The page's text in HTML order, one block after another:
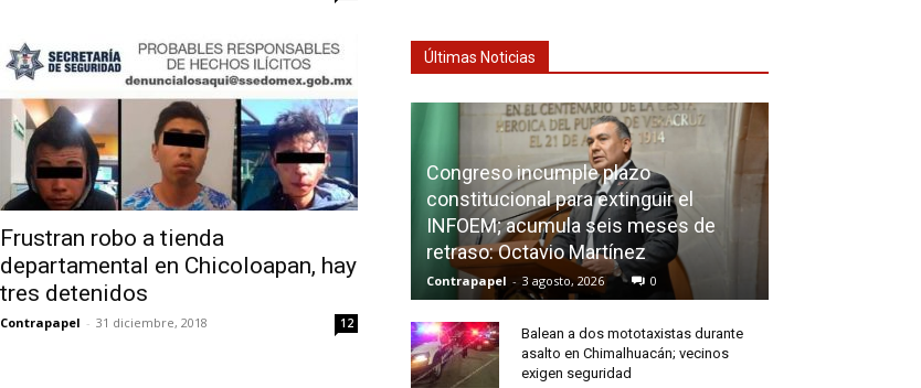
Frustran robo a tienda
departamental en Chicoloapan, hay
tres detenidos
Contrapapel - 31 diciembre, 2018 12
Últimas Noticias
Congreso incumple plazo
constitucional para extinguir el
INFOEM; acumula seis meses de
retraso: Octavio Martínez
Contrapapel - 3 agosto, 2026 0
Balean a dos mototaxistas durante
asalto en Chimalhuacán; vecinos
exigen seguridad